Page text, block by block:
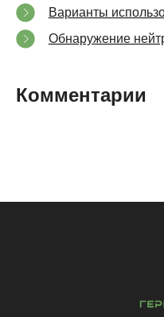
Варианты
Обнаружение
Комментарии